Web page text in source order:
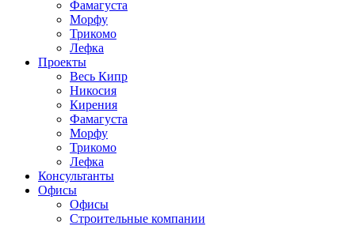
Фамагуста
Морфу
Трикомо
Лефка
Проекты
Весь Кипр
Никосия
Кирения
Фамагуста
Морфу
Трикомо
Лефка
Консультанты
Офисы
Офисы
Строительные компании